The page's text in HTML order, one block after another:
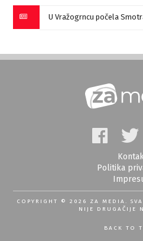
Politika
COPYRIGHT © 2026 ZA MEDIA.
NIJE DRUGAČIJE
BACK TO